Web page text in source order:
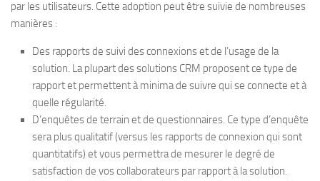
par les utilisateurs. Cette adoption peut être suivie de nombreuses
manières :
Des rapports de suivi des connexions et de l’usage de la
solution. La plupart des solutions CRM proposent ce type de
rapport et permettent à minima de suivre qui se connecte et à
quelle régularité.
D’enquêtes de terrain et de questionnaires. Ce type d’enquête
sera plus qualitatif (versus les rapports de connexion qui sont
quantitatifs) et vous permettra de mesurer le degré de
satisfaction de vos collaborateurs par rapport à la solution.